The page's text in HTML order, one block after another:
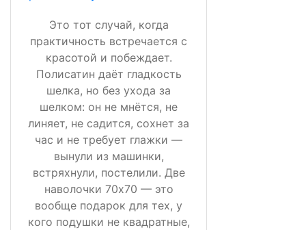
Это тот случай, когда
практичность встречается с
красотой и побеждает.
Полисатин даёт гладкость
шелка, но без ухода за
шелком: он не мнётся, не
линяет, не садится, сохнет за
час и не требует глажки —
вынули из машинки,
встряхнули, постелили. Две
наволочки 70х70 — это
вообще подарок для тех, у
кого подушки не квадратные,